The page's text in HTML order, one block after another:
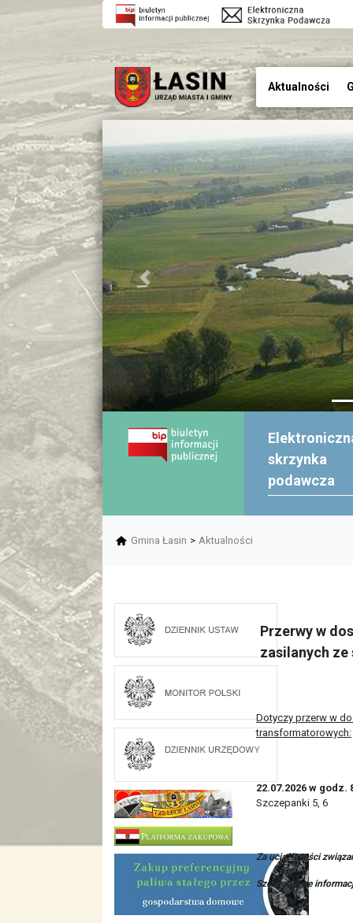
Aktualności
Previous
skrzynka
podawcza
Gmina Łasin > Aktualności
Przerwy w
zasilanych
Dotyczy przerw w
transformatorowych:
22.07.2026 w godz.
Szczepanki 5, 6
Za uciążliwości
Szczegółowe